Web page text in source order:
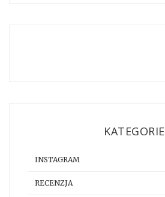
KATEGORIE
INSTAGRAM
RECENZJA